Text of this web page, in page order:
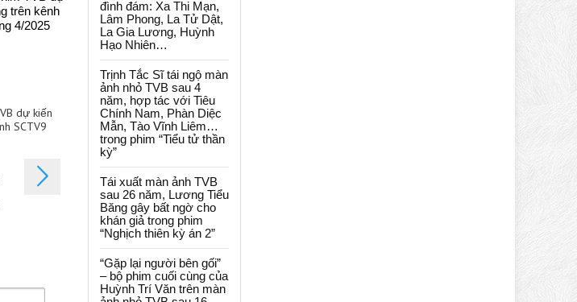
dự kiến
SCTV9
đình đám: Xa Thi Mạn,
Lâm Phong, La Tử Dật,
La Gia Lương, Huỳnh
Hạo Nhiên…
Trịnh Tắc Sĩ tái ngộ màn
ảnh nhỏ TVB sau 4
năm, hợp tác với Tiêu
Chính Nam, Phàn Diệc
Mẫn, Tào Vĩnh Liêm…
trong phim “Tiểu tử thần
kỳ”
Tái xuất màn ảnh TVB
sau 26 năm, Lương Tiểu
Băng gây bất ngờ cho
khán giả trong phim
“Nghịch thiên kỳ án 2”
“Gặp lại người bên gối”
– bộ phim cuối cùng của
Huỳnh Trí Văn trên màn